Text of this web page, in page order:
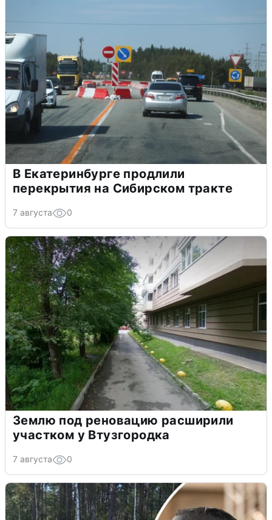
В Екатеринбурге продлили
перекрытия на Сибирском тракте
7 августа 0
Землю под реновацию расширили
участком у Втузгородка
7 августа 0